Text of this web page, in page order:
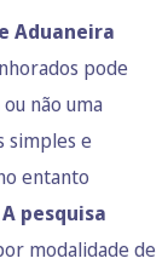
Aduaneira
pode
não uma
simples e
entanto
A pesquisa
modalidade de